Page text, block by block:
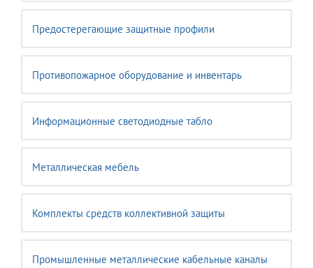
Предостерегающие защитные профили
Противопожарное оборудование и инвентарь
Информационные светодиодные табло
Металлическая мебель
Комплекты средств коллективной защиты
Промышленные металлические кабельные каналы